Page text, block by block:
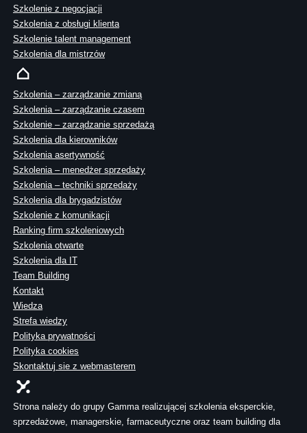
Szkolenie z negocjacji
Szkolenia z obsługi klienta
Szkolenie talent management
Szkolenia dla mistrzów
Szkolenia – zarządzanie zmianą
Szkolenia – zarządzanie czasem
Szkolenie – zarządzanie sprzedażą
Szkolenia dla kierowników
Szkolenia asertywność
Szkolenia – menedżer sprzedaży
Szkolenia – techniki sprzedaży
Szkolenia dla brygadzistów
Szkolenie z komunikacji
Ranking firm szkoleniowych
Szkolenia otwarte
Szkolenia dla IT
Team Building
Kontakt
Wiedza
Strefa wiedzy
Polityka prywatności
Polityka cookies
Skontaktuj sie z webmasterem
Strona należy do grupy Gamma realizującej szkolenia eksperckie,
sprzedażowe, managerskie, farmaceutyczne oraz team building dla